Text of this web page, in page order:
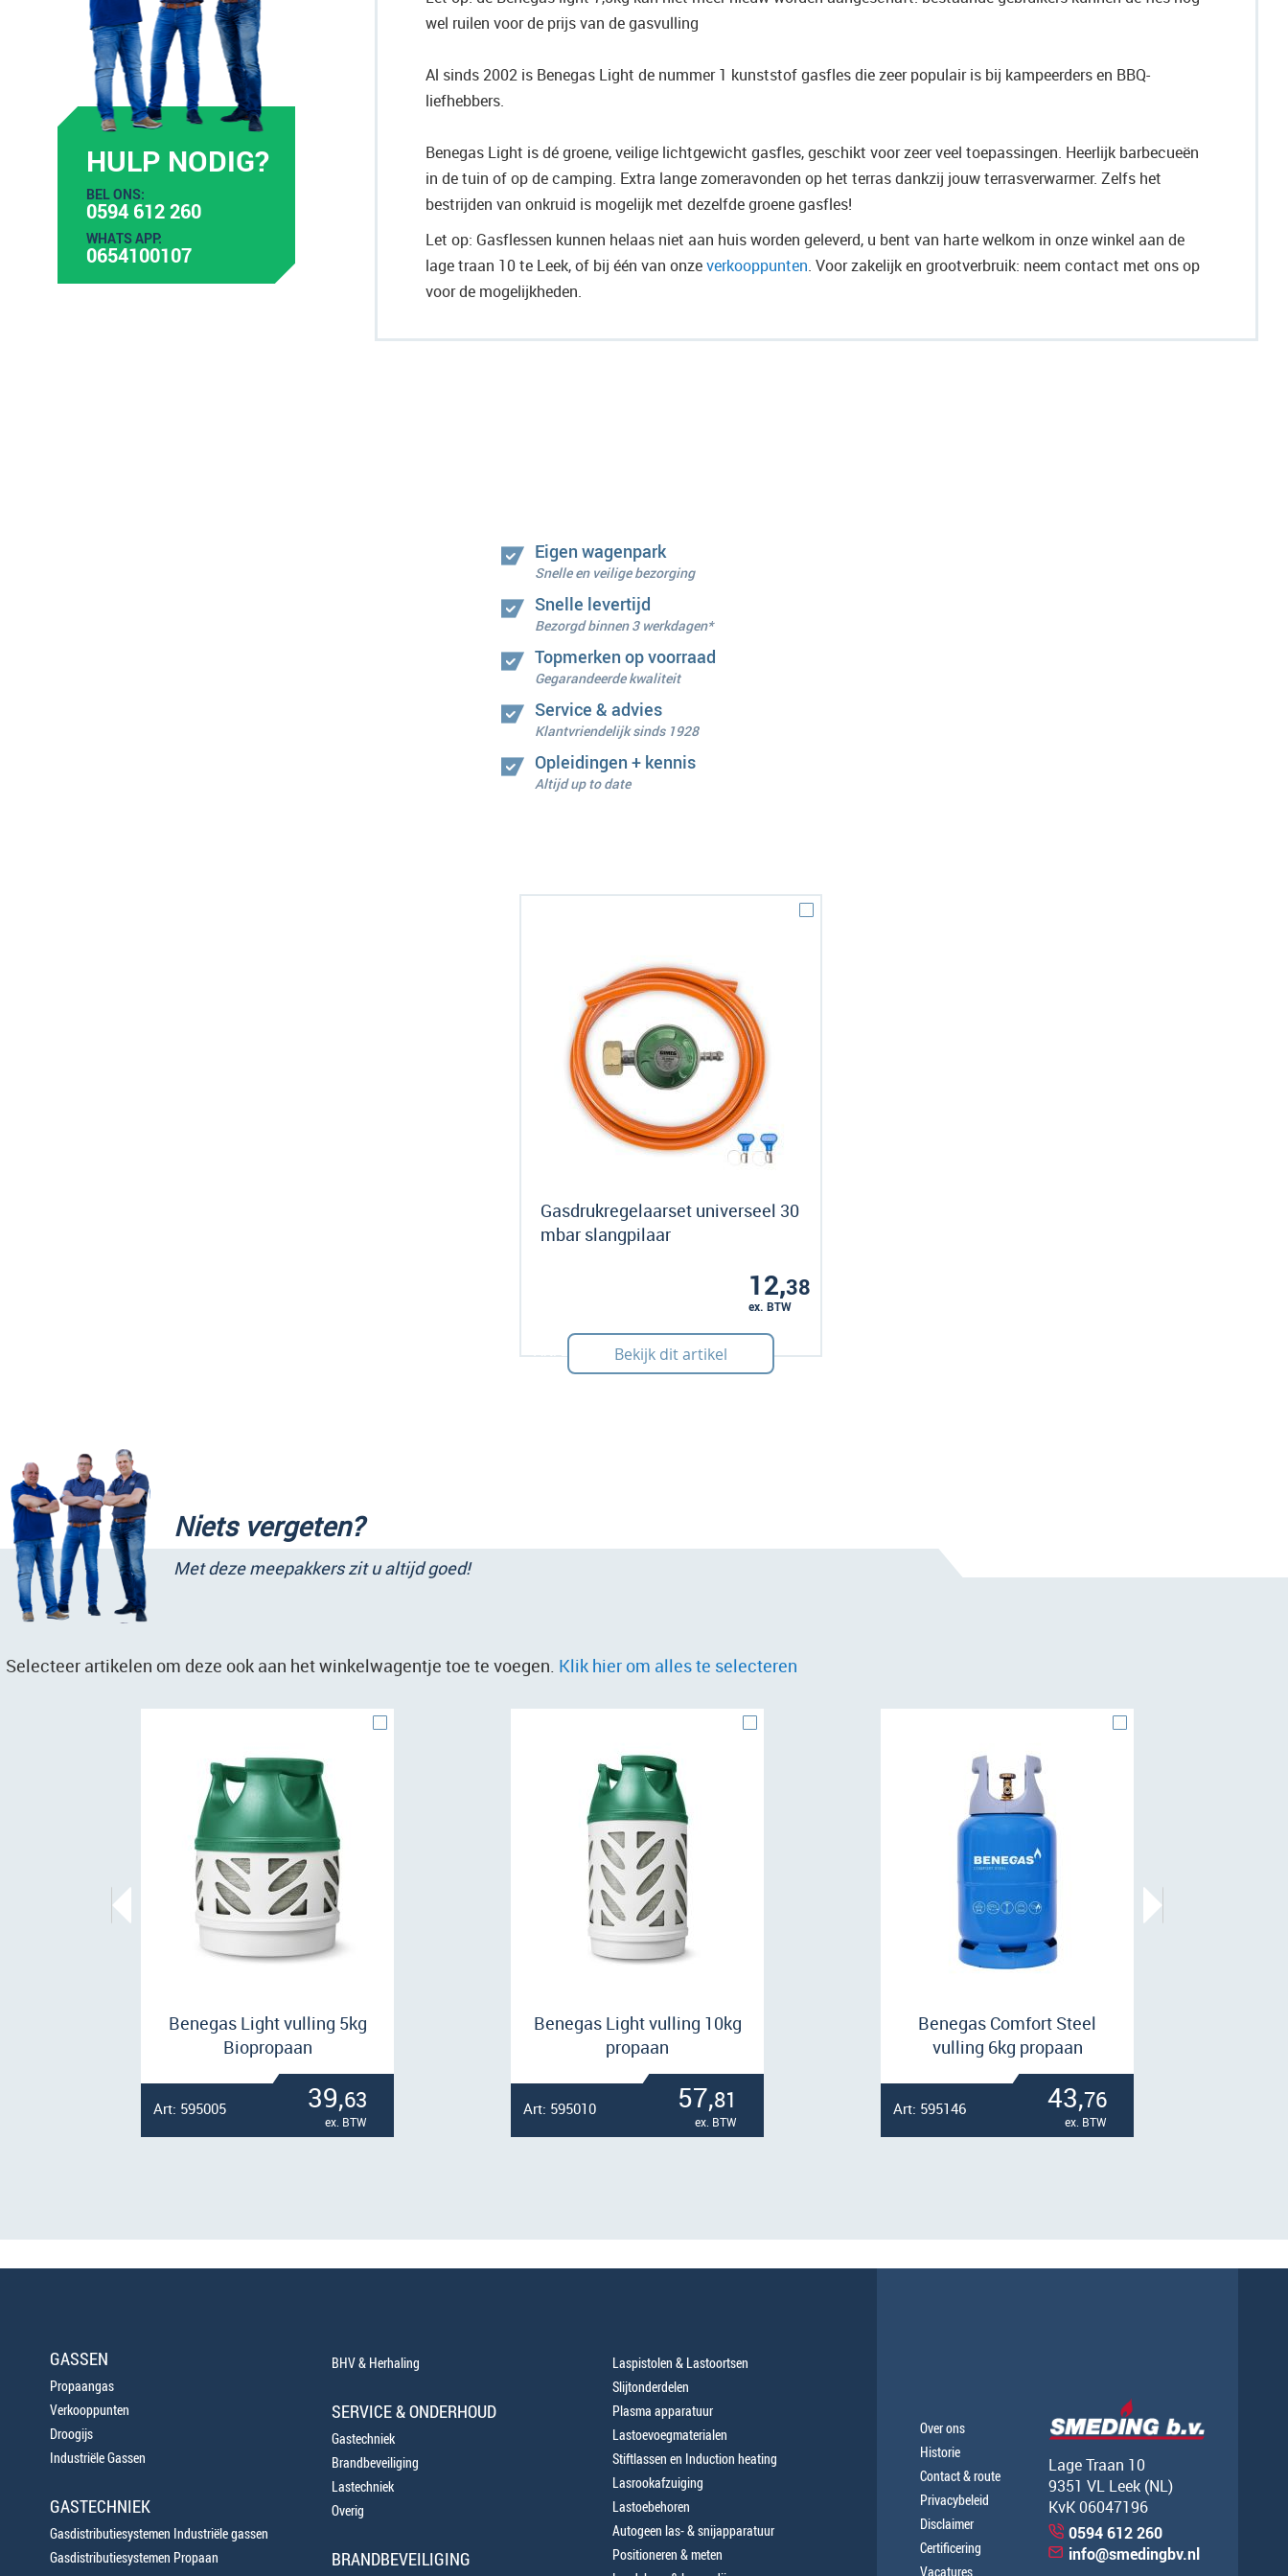
HULP NODIG?
BEL ONS:
0594 612 260
WHATS APP:
0654100107
wel ruilen voor de prijs van de gasvulling
Al sinds 2002 is Benegas Light de nummer 1 kunststof gasfles die zeer populair is bij kampeerders en BBQ-
liefhebbers.
Benegas Light is dé groene, veilige lichtgewicht gasfles, geschikt voor zeer veel toepassingen. Heerlijk barbecueën
in de tuin of op de camping. Extra lange zomeravonden op het terras dankzij jouw terrasverwarmer. Zelfs het
bestrijden van onkruid is mogelijk met dezelfde groene gasfles!
Let op: Gasflessen kunnen helaas niet aan huis worden geleverd, u bent van harte welkom in onze winkel aan de
lage traan 10 te Leek, of bij één van onzeverkooppunten. Voor zakelijk en grootverbruik: neem contact met ons op
voor de mogelijkheden.
Eigen wagenpark
Snelle en veilige bezorging
Snelle levertijd
Bezorgd binnen 3 werkdagen*
Topmerken op voorraad
Gegarandeerde kwaliteit
Service & advies
Klantvriendelijk sinds 1928
Opleidingen + kennis
Altijd up to date
Gasdrukregelaarset universeel 30
mbar slangpilaar
12,38
ex. BTW
Art: 240023 Bekijk dit artikel
Niets vergeten?
Met deze meepakkers zit u altijd goed!
Selecteer artikelen om deze ook aan het winkelwagentje toe te voegen. Klik hier om alles te selecteren
Benegas Light vulling 5kg
Biopropaan
39,63
ex. BTW
Art: 595005
Benegas Light vulling 10kg
propaan
57,81
ex. BTW
Art: 595010
Benegas Comfort Steel
vulling 6kg propaan
43,76
ex. BTW
Art: 595146
GASSEN
Propaangas
Verkooppunten
Droogijs
Industriële Gassen
GASTECHNIEK
Gasdistributiesystemen Industriële gassen
Gasdistributiesystemen Propaan
BHV & Herhaling
SERVICE & ONDERHOUD
Gastechniek
Brandbeveiliging
Lastechniek
Overig
BRANDBEVEILIGING
Laspistolen & Lastoortsen
Slijtonderdelen
Plasma apparatuur
Lastoevoegmaterialen
Stiftlassen en Induction heating
Lasrookafzuiging
Lastoebehoren
Autogeen las- & snijapparatuur
Positioneren & meten
Over ons
Historie
Contact & route
Privacybeleid
Disclaimer
Certificering
Vacatures
Lage Traan 10
9351 VL Leek (NL)
KvK 06047196
0594 612 260
info@smedingbv.nl